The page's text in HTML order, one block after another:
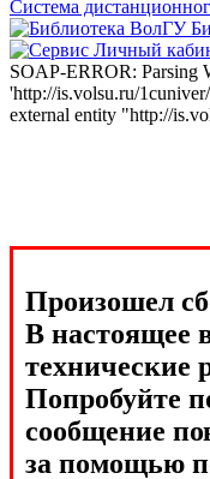
Система
SOAP-ERROR: Parsing
'http://is.volsu.ru/
external entity "http://
Произошел
В настоящее
технические
Попробуйте
сообщение
за помощью